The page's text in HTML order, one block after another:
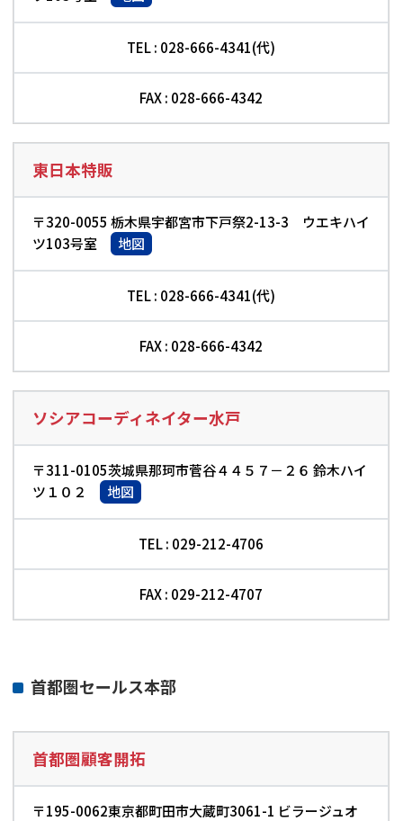
TEL : 028-666-4341(代)
FAX : 028-666-4342
東日本特販
〒320-0055 栃木県宇都宮市下戸祭2-13-3 ウエキハイ
ツ103号室
地図
TEL : 028-666-4341(代)
FAX : 028-666-4342
ソシアコーディネイター水戸
〒311-0105茨城県那珂市菅谷４４５７－２６ 鈴木ハイ
ツ１０２
地図
TEL : 029-212-4706
FAX : 029-212-4707
首都圏セールス本部
首都圏顧客開拓
〒195-0062東京都町田市大蔵町3061-1 ビラージュオ